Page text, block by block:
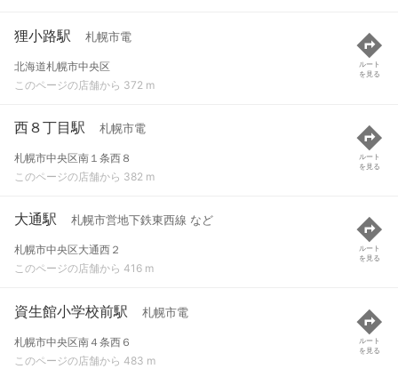
狸小路駅 札幌市電
北海道札幌市中央区
このページの店舗から 372 m
ルート
を見る
西８丁目駅 札幌市電
札幌市中央区南１条西８
このページの店舗から 382 m
ルート
を見る
大通駅 札幌市営地下鉄東西線 など
札幌市中央区大通西２
このページの店舗から 416 m
ルート
を見る
資生館小学校前駅 札幌市電
札幌市中央区南４条西６
このページの店舗から 483 m
ルート
を見る